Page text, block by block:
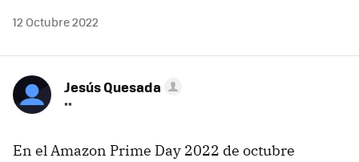
12 Octubre 2022
Jesús Quesada
**
En el Amazon Prime Day 2022 de octubre